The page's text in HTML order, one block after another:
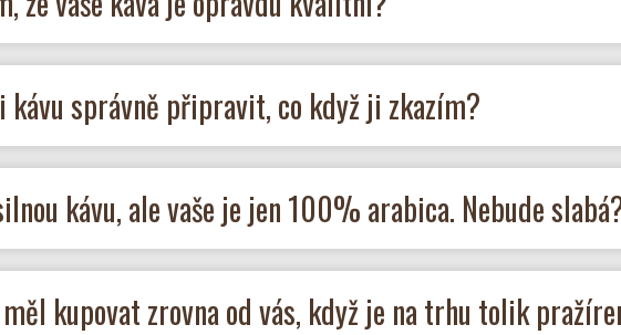
kávu správně připravit, co když ji zkazím?
kávu, ale vaše je jen 100% arabica. Nebude
kupovat zrovna od vás, když je na trhu tolik